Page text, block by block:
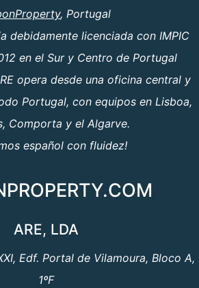
, Portugal
debidamente licenciada con IMPIC
en el Sur y Centro de Portugal
opera desde una oficina central y
Portugal, con equipos en Lisboa,
Comporta y el Algarve.
español con fluidez!
ARE, LDA
Edf. Portal de Vilamoura, Bloco A,
1ºF